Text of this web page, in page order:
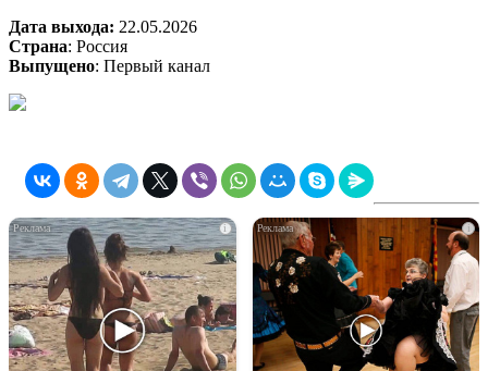
Дата выхода: 22.05.2026
Страна: Россия
Выпущено: Первый канал
i i